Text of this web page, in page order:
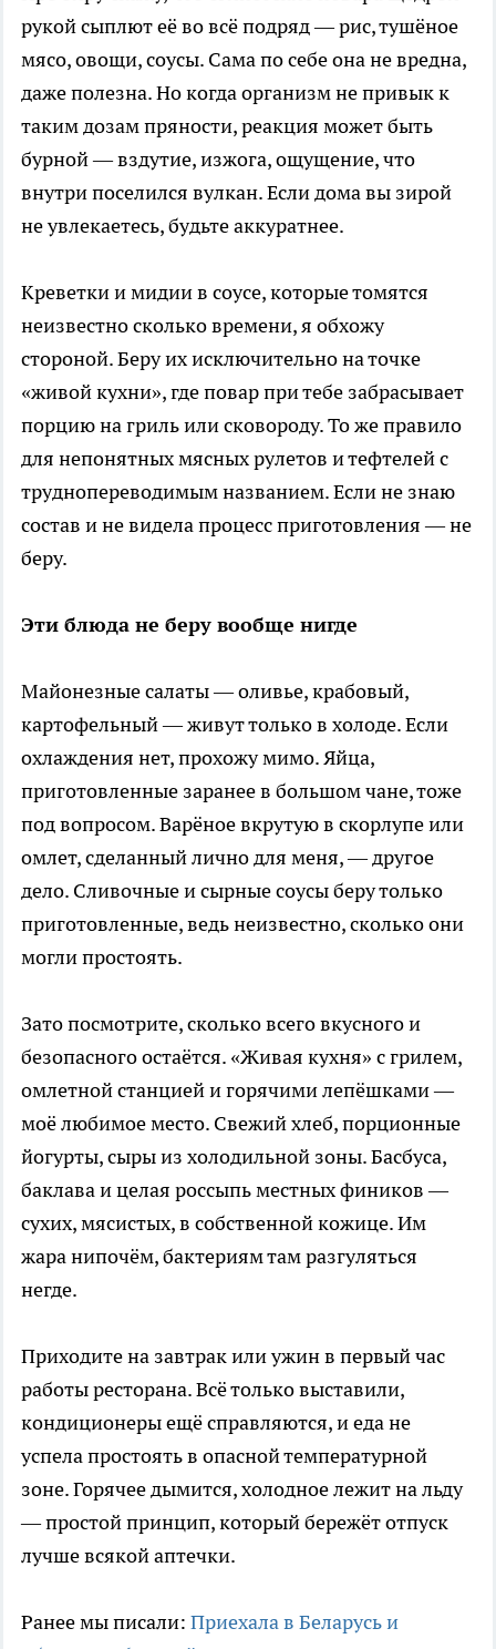
рукой сыплют её во всё подряд — рис, тушёное
мясо, овощи, соусы. Сама по себе она не вредна,
даже полезна. Но когда организм не привык к
таким дозам пряности, реакция может быть
бурной — вздутие, изжога, ощущение, что
внутри поселился вулкан. Если дома вы зирой
не увлекаетесь, будьте аккуратнее.
Креветки и мидии в соусе, которые томятся
неизвестно сколько времени, я обхожу
стороной. Беру их исключительно на точке
«живой кухни», где повар при тебе забрасывает
порцию на гриль или сковороду. То же правило
для непонятных мясных рулетов и тефтелей с
труднопереводимым названием. Если не знаю
состав и не видела процесс приготовления — не
беру.
Эти блюда не беру вообще нигде
Майонезные салаты — оливье, крабовый,
картофельный — живут только в холоде. Если
охлаждения нет, прохожу мимо. Яйца,
приготовленные заранее в большом чане, тоже
под вопросом. Варёное вкрутую в скорлупе или
омлет, сделанный лично для меня, — другое
дело. Сливочные и сырные соусы беру только
приготовленные, ведь неизвестно, сколько они
могли простоять.
Зато посмотрите, сколько всего вкусного и
безопасного остаётся. «Живая кухня» с грилем,
омлетной станцией и горячими лепёшками —
моё любимое место. Свежий хлеб, порционные
йогурты, сыры из холодильной зоны. Басбуса,
баклава и целая россыпь местных фиников —
сухих, мясистых, в собственной кожице. Им
жара нипочём, бактериям там разгуляться
негде.
Приходите на завтрак или ужин в первый час
работы ресторана. Всё только выставили,
кондиционеры ещё справляются, и еда не
успела простоять в опасной температурной
зоне. Горячее дымится, холодное лежит на льду
— простой принцип, который бережёт отпуск
лучше всякой аптечки.
Ранее мы писали: Приехала в Беларусь и